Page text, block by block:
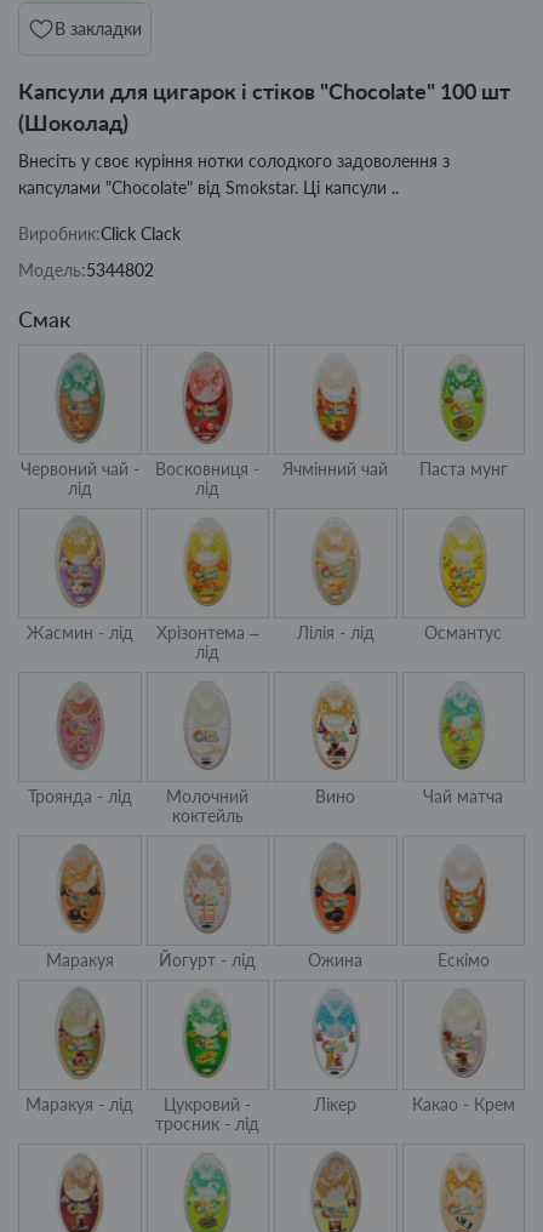
В закладки
Капсули для цигарок і стіков "Chocolate" 100 шт
(Шоколад)
Внесіть у своє куріння нотки солодкого задоволення з
капсулами "Chocolate" від Smokstar. Ці капсули ..
Виробник:Click Clack
Модель:5344802
Смак
Червоний чай -
лід
Восковниця -
лід
Ячмінний чай Паста мунг
Жасмин - лід
Хрізонтема –
лід
Лілія - лід Османтус
Троянда - лід
Молочний
коктейль
Вино Чай матча
Маракуя Йогурт - лід Ожина Ескімо
Маракуя - лід
Цукровий -
тросник - лід
Лікер Какао - Крем